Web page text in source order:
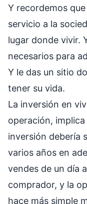
Y recordemos
servicio a la
lugar donde vivir.
necesarios para
Y le das un sitio
tener su vida.
La inversión en
operación,
inversión debería
varios años en
vendes de un día
comprador, y la
hace más simple